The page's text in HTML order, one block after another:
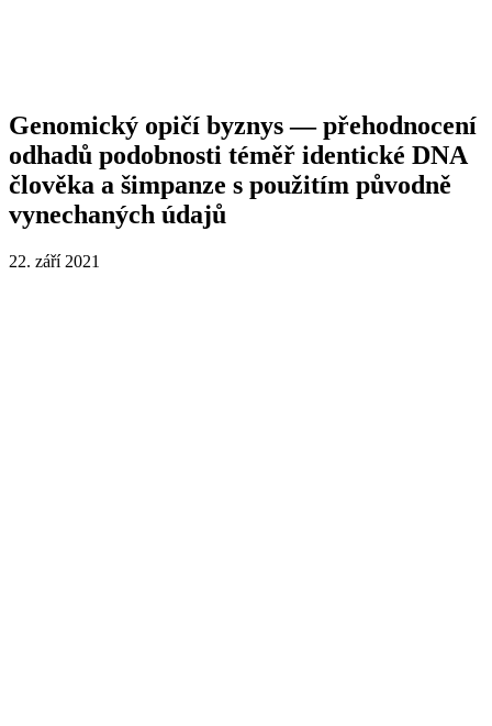
Genomický opičí byznys — přehodnocení
odhadů podobnosti téměř identické DNA
člověka a šimpanze s použitím původně
vynechaných údajů
22. září 2021